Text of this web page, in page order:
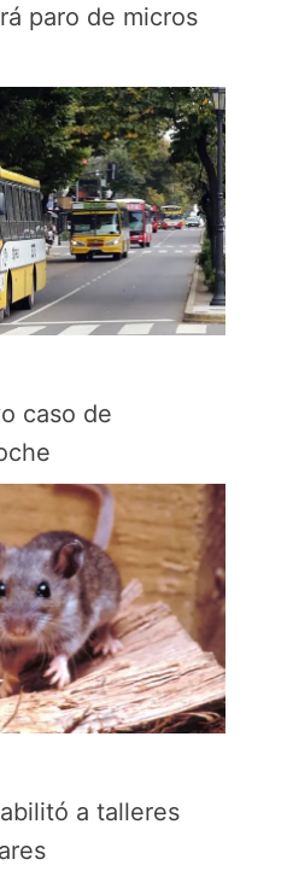
paro de micros
caso de
a talleres